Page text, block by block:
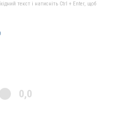
текст і натисніть Ctrl + Enter, щоб
0,0